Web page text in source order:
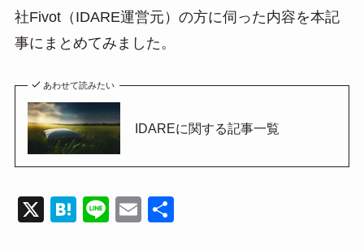
社Fivot（IDARE運営元）の方に伺った内容を本記
事にまとめてみました。
あわせて読みたい
IDAREに関する記事一覧
X
H
Li
E